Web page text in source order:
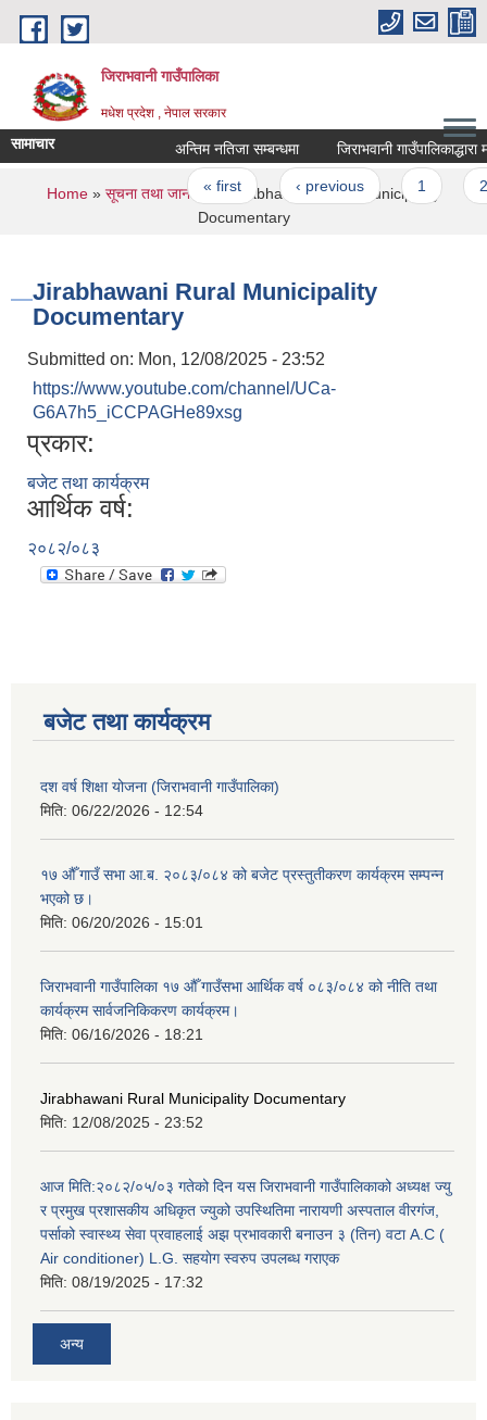
Skip to main content
जिराभवानी गाउँपालिका
मधेश प्रदेश , नेपाल सरकार
सामाचार अन्तिम नतिजा सम्बन्धमा जिराभवानी
Pages
« first ‹ previous
You are here
Home » सूचना तथा जानकारी » Jirabhawani Rural Municipality
Documentary
Jirabhawani Rural Municipality
Documentary
Submitted on: Mon, 12/08/2025 - 23:52
https://www.youtube.com/channel/UCa-
G6A7h5_iCCPAGHe89xsg
प्रकार:
बजेट तथा कार्यक्रम
आर्थिक वर्ष:
२०८२/०८३
बजेट तथा कार्यक्रम
दश वर्ष शिक्षा योजना (जिराभवानी गाउँपालिका)
मिति: 06/22/2026 - 12:54
१७ औँ गाउँ सभा आ.ब. २०८३/०८४ को बजेट प्रस्तुतीकरण कार्यक्रम सम्पन्न
भएको छ।
मिति: 06/20/2026 - 15:01
जिराभवानी गाउँपालिका १७ औँ गाउँसभा आर्थिक वर्ष ०८३/०८४ को नीति तथा
कार्यक्रम सार्वजनिकिकरण कार्यक्रम।
मिति: 06/16/2026 - 18:21
Jirabhawani Rural Municipality Documentary
मिति: 12/08/2025 - 23:52
आज मिति:२०८२/०५/०३ गतेको दिन यस जिराभवानी गाउँपालिकाको अध्यक्ष ज्यु
र प्रमुख प्रशासकीय अधिकृत ज्युको उपस्थितिमा नारायणी अस्पताल वीरगंज,
पर्साको स्वास्थ्य सेवा प्रवाहलाई अझ प्रभावकारी बनाउन ३ (तिन) वटा A.C (
Air conditioner) L.G. सहयाेग स्वरुप उपलब्ध गराएक
मिति: 08/19/2025 - 17:32
अन्य